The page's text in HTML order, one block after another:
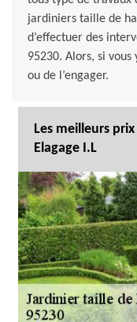
jardiniers taille de
d’effectuer des
95230. Alors, si vous
ou de l’engager.
Les meilleurs
Elagage I.L